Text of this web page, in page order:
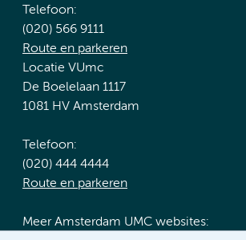
Telefoon:
(020) 566 9111
Route en parkeren
Locatie VUmc
De Boelelaan 1117
1081 HV Amsterdam
Telefoon:
(020) 444 4444
Route en parkeren
Meer Amsterdam UMC websites: